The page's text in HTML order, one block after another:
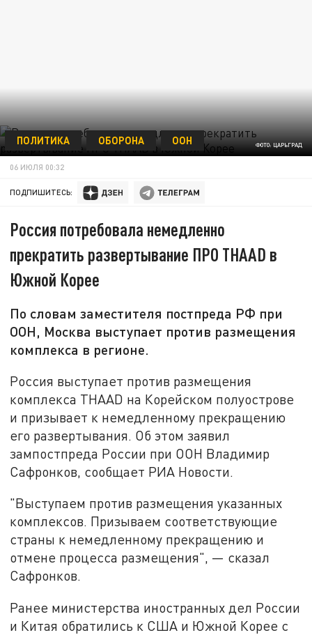
ФОТО: ЦАРЬГРАД
ПОЛИТИКА ОБОРОНА ООН
06 ИЮЛЯ 00:32
ПОДПИШИТЕСЬ:
Россия потребовала немедленно
прекратить развертывание ПРО THAAD в
Южной Корее
По словам заместителя постпреда РФ при
ООН, Москва выступает против размещения
комплекса в регионе.
Россия выступает против размещения
комплекса THAAD на Корейском полуострове
и призывает к немедленному прекращению
его развертывания. Об этом заявил
зампостпреда России при ООН Владимир
Сафронков, сообщает РИА Новости.
"Выступаем против размещения указанных
комплексов. Призываем соответствующие
страны к немедленному прекращению и
отмене процесса размещения", — сказал
Сафронков.
Ранее министерства иностранных дел России
и Китая обратились к США и Южной Корее с